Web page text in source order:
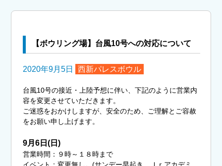
【ボウリング場】台風10号への対応について
2020年9月5日 西新パレスボウル
台風10号の接近・上陸予想に伴い、下記のように営業内
容を変更させていただきます。
ご迷惑をおかけしますが、安全のため、ご理解とご容赦
をお願い申し上げます。
9月6日(日)
営業時間：９時～１８時まで